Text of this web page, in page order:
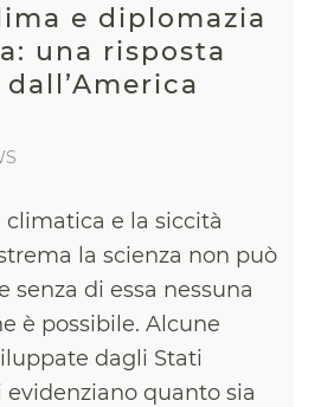
e diplomazia
una risposta
climatica e la siccità
la scienza non può
senza di essa nessuna
è possibile. Alcune
dagli Stati
quanto sia